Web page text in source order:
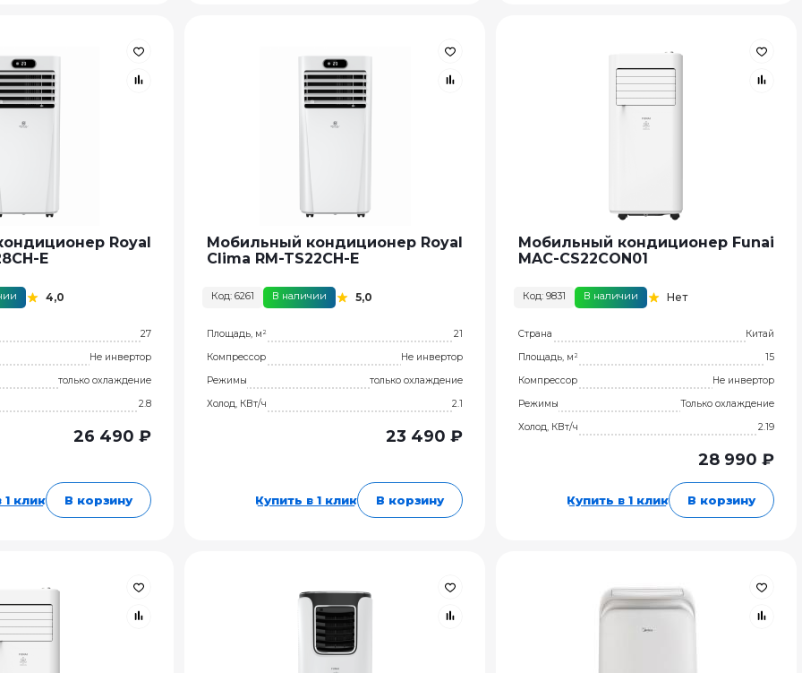
Royal
E
4,0
27
Не инвертор
только охлаждение
2.8
26 490 ₽
1 клик В корзину
Мобильный кондиционер Royal
Clima RM-TS22CH-E
Код: 6261 В наличии 5,0
Площадь, м²
21
Компрессор
Не инвертор
Режимы
только охлаждение
Холод, КВт/ч
2.1
23 490 ₽
Купить в 1 клик В корзину
Мобильный кондиционер Funai
MAC-CS22CON01
Код: 9831 В наличии Нет
Страна
Китай
Площадь, м²
15
Компрессор
Не инвертор
Режимы
Только охлаждение
Холод, КВт/ч
2.19
28 990 ₽
Купить в 1 клик В корзину